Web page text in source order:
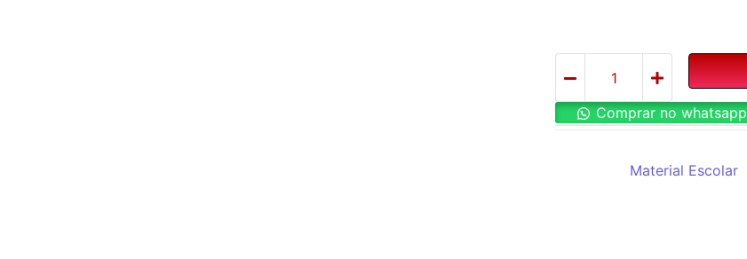
Comprar no whatsapp
Material Escolar